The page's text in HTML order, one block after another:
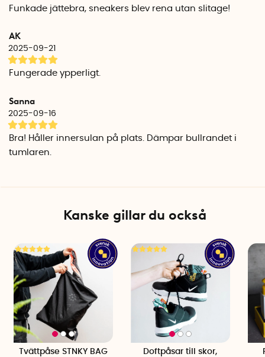
Funkade jättebra, sneakers blev rena utan slitage!
AK
2025-09-21
Fungerade ypperligt.
Sanna
2025-09-16
Bra! Håller innersulan på plats. Dämpar bullrandet i
tumlaren.
Kanske gillar du också
Tvättpåse STNKY BAG
Doftpåsar till skor,